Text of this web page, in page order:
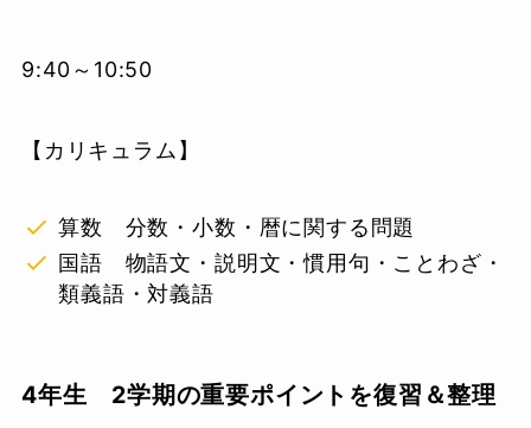
9:40～10:50
【カリキュラム】
算数 分数・小数・暦に関する問題
国語 物語文・説明文・慣用句・ことわざ・
類義語・対義語
4年生 2学期の重要ポイントを復習＆整理